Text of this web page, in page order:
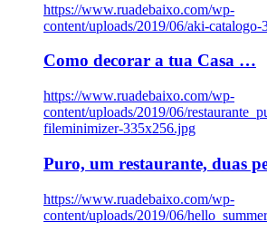
https://www.ruadebaixo.com/wp-
content/uploads/2019/06/aki-
Como decorar a tua Casa …
https://www.ruadebaixo.com/wp-
content/uploads/2019/06/
fileminimizer-335x256.jpg
Puro, um restaurante, duas
https://www.ruadebaixo.com/wp-
content/uploads/2019/06/